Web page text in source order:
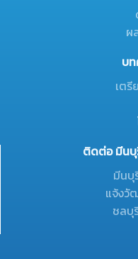
ผ
บ
เตรี
ติดต่อ มีน
มีนบุ
แจ้งวั
ชลบุ